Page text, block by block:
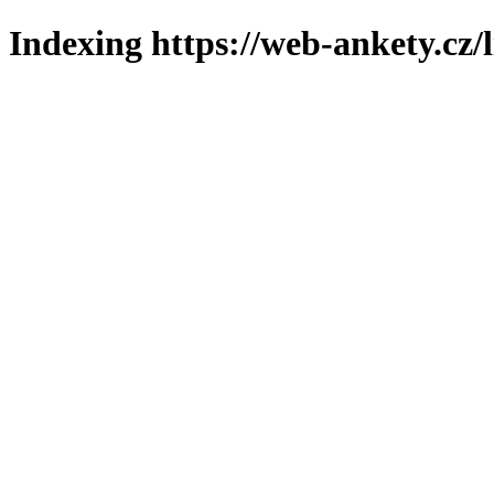
Indexing https://web-